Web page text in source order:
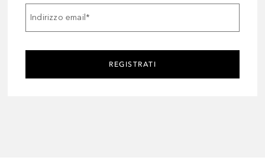
Indirizzo email*
REGISTRATI